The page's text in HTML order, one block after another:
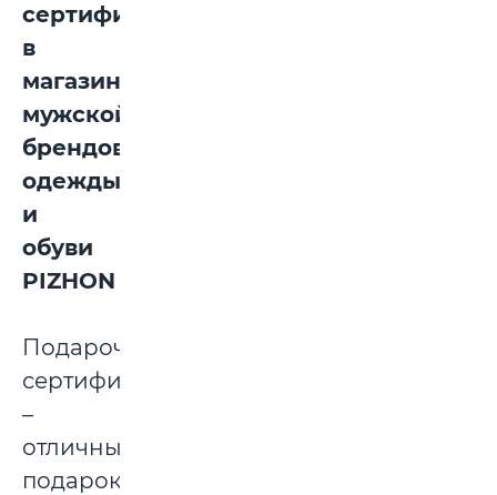
сертификат
в
магазин
мужской
брендовой
одежды
и
обуви
PIZHON
Подарочный
сертификат
–
отличный
подарок